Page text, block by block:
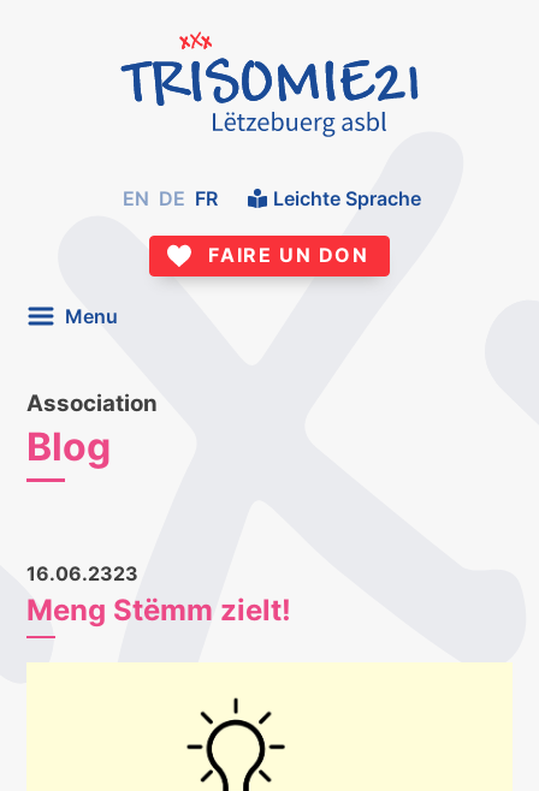
EN DE FR Leichte Sprache
FAIRE UN DON
Menu
Association
Blog
16.06.2323
Meng Stëmm zielt!